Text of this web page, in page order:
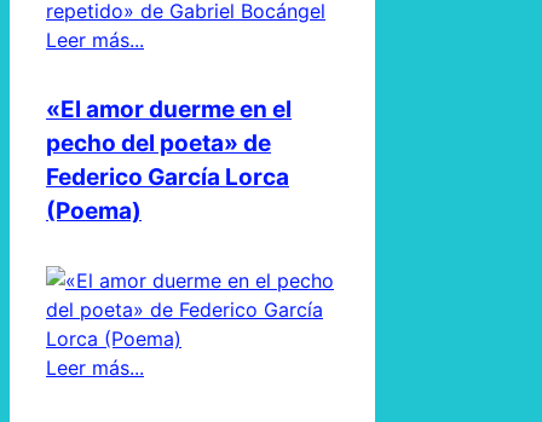
Leer más...
«El amor duerme en el
pecho del poeta» de
Federico García Lorca
(Poema)
Leer más...